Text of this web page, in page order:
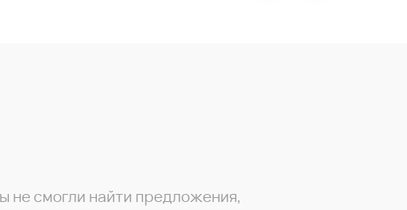
не смогли найти предложения,